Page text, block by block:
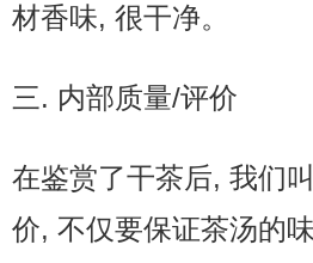
材香味, 很干净。
三. 内部质量/评价
在鉴赏了干茶后, 我们
价, 不仅要保证茶汤的